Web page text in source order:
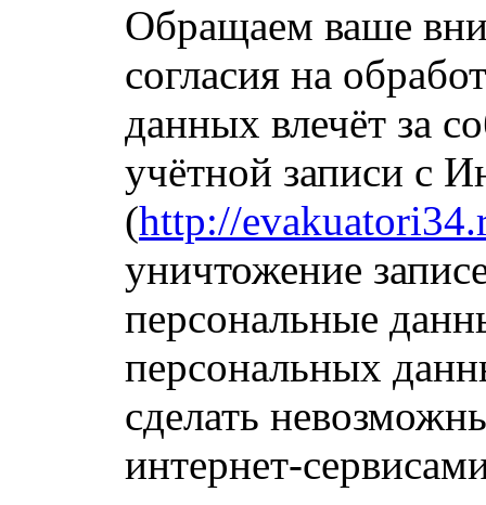
Обращаем ваше
согласия на
данных влечёт за
учётной записи с
(http://
уничтожение
персональные
персональных
сделать
интернет-